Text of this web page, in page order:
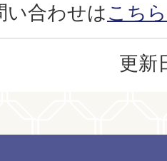
い合わせはこちら
更新